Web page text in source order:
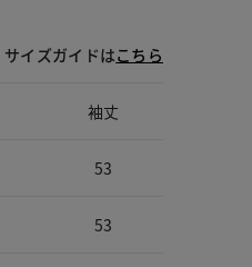
サイズガイドはこちら
袖丈
53
53